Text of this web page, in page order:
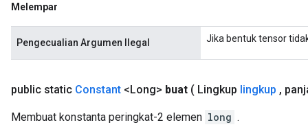
Melempar
Pengecualian Argumen Ilegal Jika bentuk tensor
public static Constant <Long> buat ( Lingkup lingkup ,
Membuat konstanta peringkat-2 elemen long .